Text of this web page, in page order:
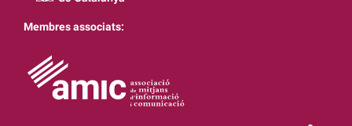
Membres associats: